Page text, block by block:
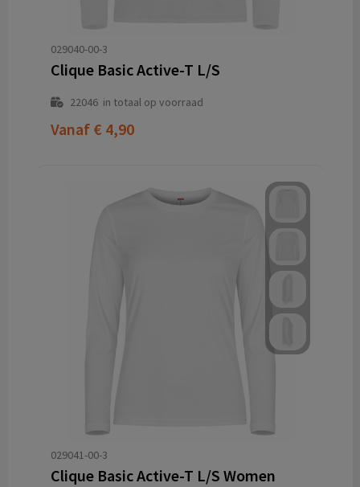
029040-00-3
Clique Basic Active-T L/S
22046in totaal op voorraad
Vanaf € 4,90
029041-00-3
Clique Basic Active-T L/S Women